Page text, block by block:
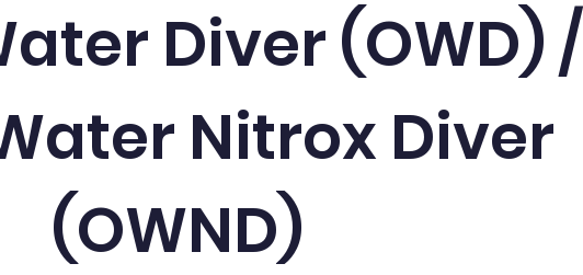
Diver (OWD) /
Nitrox Diver
(OWND)